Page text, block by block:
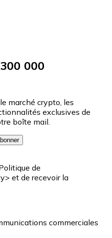
000
marché crypto, les
exclusives de
boîte mail.
de
et de recevoir la
commerciales